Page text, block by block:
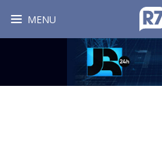
MENU